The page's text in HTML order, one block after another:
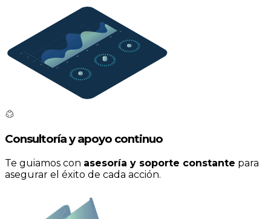
Consultoría y apoyo continuo
Te guiamos con asesoría y soporte constante para
asegurar el éxito de cada acción.